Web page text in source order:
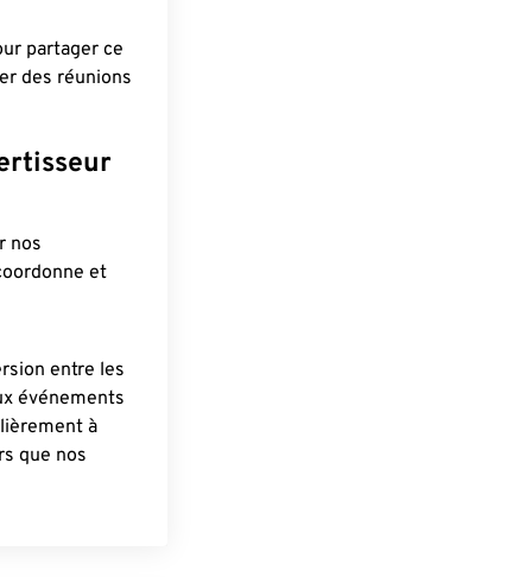
partager ce
des réunions
nos
et
entre les
événements
à
que nos